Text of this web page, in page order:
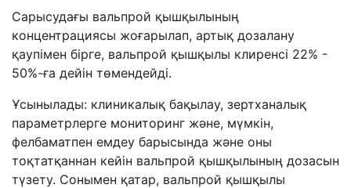
Сарысудағы вальпрой қышқылының
концентрациясы жоғарылап, артық дозалану
қаупімен бірге, вальпрой қышқылы клиренсі 22% -
50%-ға дейін төмендейді.
Ұсынылады: клиникалық бақылау, зертханалық
параметрлерге мониторинг және, мүмкін,
фелбаматпен емдеу барысында және оны
тоқтатқаннан кейін вальпрой қышқылының дозасын
түзету. Сонымен қатар, вальпрой қышқылы